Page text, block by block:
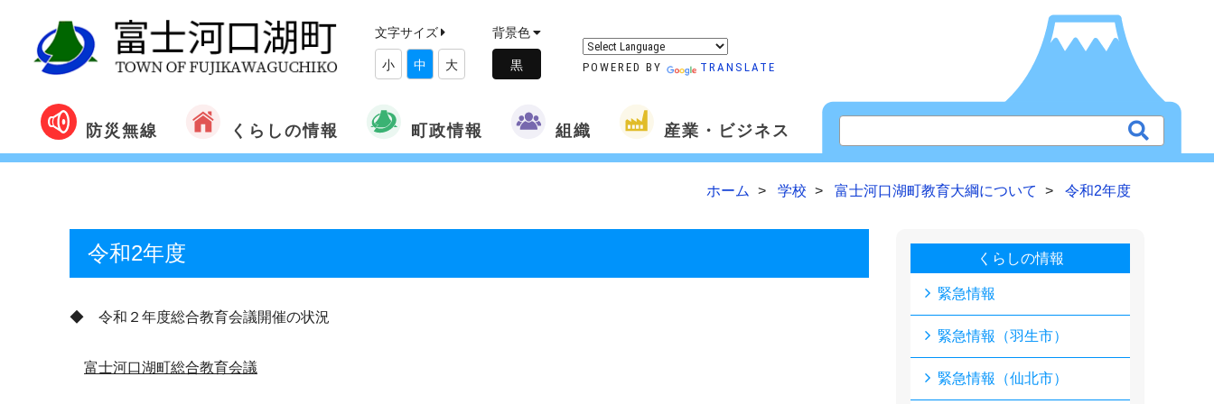
文字サイズ
小 中 大
背景色
POWERED BY TRANSLATE
防災無線 くらしの情報 町政情報 組織 産業・ビジネス
ホーム 学校 富士河口湖町教育大綱について 令和2年度
令和2年度
◆ 令和２年度総合教育会議開催の状況
富士河口湖町総合教育会議
くらしの情報
緊急情報
緊急情報（羽生市）
緊急情報（仙北市）